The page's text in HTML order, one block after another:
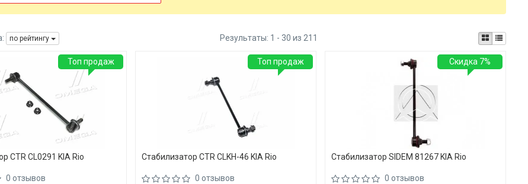
по рейтингу Результаты: 1 - 30 из 211
CTR CL0291 KIA Rio
0 отзывов
Топ продаж
Стабилизатор CTR CLKH-46 KIA Rio
0 отзывов
Топ продаж
Стабилизатор SIDEM 81267 KIA Rio
0 отзывов
Скидка 7%